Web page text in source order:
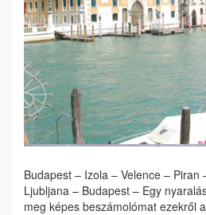
Budapest – Izola – Velence – Piran
Ljubljana – Budapest – Egy
meg képes beszámolómat ezekről